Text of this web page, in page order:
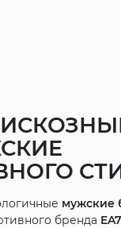
мужские
бренда EA7